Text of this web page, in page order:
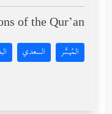
of the Qur’an:
المُيسَّر السعدي